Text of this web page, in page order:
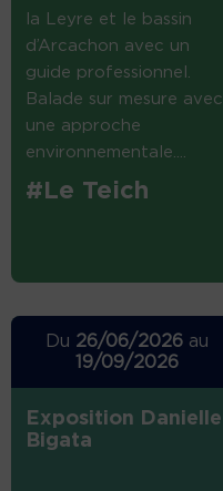
la Leyre et le bassin
d’Arcachon avec un
guide professionnel.
Balade sur mesure avec
une approche
environnementale....
#Le Teich
Du 26/06/2026 au
19/09/2026
Exposition Danielle
Bigata